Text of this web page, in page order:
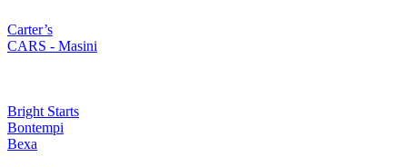
Carter’s
CARS - Masini
Bright Starts
Bontempi
Bexa